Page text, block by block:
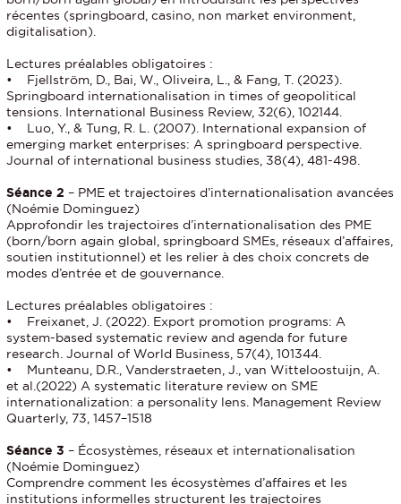
récentes (springboard, casino, non market environment,
digitalisation).
Lectures préalables obligatoires :
• Fjellström, D., Bai, W., Oliveira, L., & Fang, T. (2023).
Springboard internationalisation in times of geopolitical
tensions. International Business Review, 32(6), 102144.
• Luo, Y., & Tung, R. L. (2007). International expansion of
emerging market enterprises: A springboard perspective.
Journal of international business studies, 38(4), 481-498.
Séance 2 – PME et trajectoires d’internationalisation avancées
(Noémie Dominguez)
Approfondir les trajectoires d’internationalisation des PME
(born/born again global, springboard SMEs, réseaux d’affaires,
soutien institutionnel) et les relier à des choix concrets de
modes d’entrée et de gouvernance.
Lectures préalables obligatoires :
• Freixanet, J. (2022). Export promotion programs: A
system-based systematic review and agenda for future
research. Journal of World Business, 57(4), 101344.
• Munteanu, D.R., Vanderstraeten, J., van Witteloostuijn, A.
et al.(2022) A systematic literature review on SME
internationalization: a personality lens. Management Review
Quarterly, 73, 1457–1518
Séance 3 – Écosystèmes, réseaux et internationalisation
(Noémie Dominguez)
Comprendre comment les écosystèmes d’affaires et les
institutions informelles structurent les trajectoires